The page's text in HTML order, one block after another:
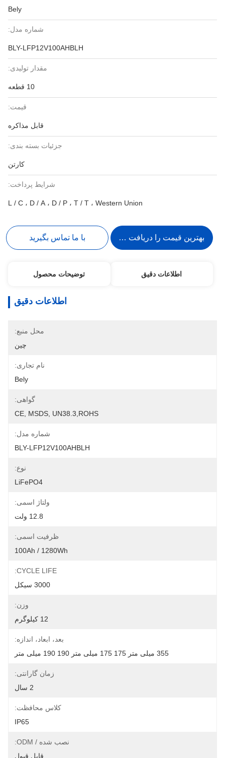
Bely
شماره مدل:
BLY-LFP12V100AHBLH
مقدار تولیدی:
10 قطعه
قیمت:
قابل مذاکره
جزئیات بسته بندی:
کارتن
شرایط پرداخت:
L / C ، D / A ، D / P ، T / T ، Western Union
بهترین قیمت را دریافت کنید با ما تماس بگیرید
اطلاعات دقیق توضیحات محصول
اطلاعات دقیق
محل منبع:
چین
نام تجاری:
Bely
گواهی:
CE, MSDS, UN38.3,ROHS
شماره مدل:
BLY-LFP12V100AHBLH
نوع:
LiFePO4
ولتاژ اسمی:
12.8 ولت
ظرفیت اسمی:
100Ah / 1280Wh
CYCLE LIFE:
3000 سیکل
وزن:
12 کیلوگرم
بعد، ابعاد، اندازه:
355 میلی متر 175 175 میلی متر 190 190 میلی متر
زمان گارانتی:
2 سال
کلاس محافظت:
IP65
نصب شده / ODM:
قابل قبول